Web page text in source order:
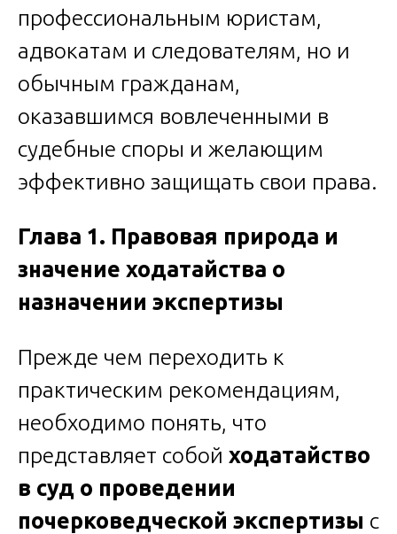
профессиональным юристам,
адвокатам и следователям, но и
обычным гражданам,
оказавшимся вовлеченными в
судебные споры и желающим
эффективно защищать свои права.
Глава 1. Правовая природа и
значение ходатайства о
назначении экспертизы
Прежде чем переходить к
практическим рекомендациям,
необходимо понять, что
представляет собой ходатайство
в суд о проведении
почерковедческой экспертизы с